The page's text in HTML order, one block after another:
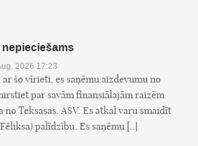
2026 17:23
šo vīrieti, es saņēmu aizdevumu no
par savām finansiālajām raizēm
no Teksasas, ASV. Es atkal varu smaidīt
palīdzību. Es saņēmu [..]